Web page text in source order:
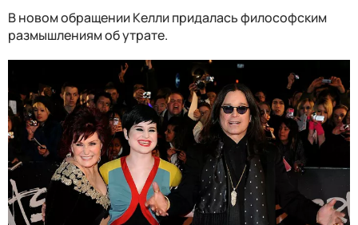
В новом обращении Келли придалась философским
размышлениям об утрате.